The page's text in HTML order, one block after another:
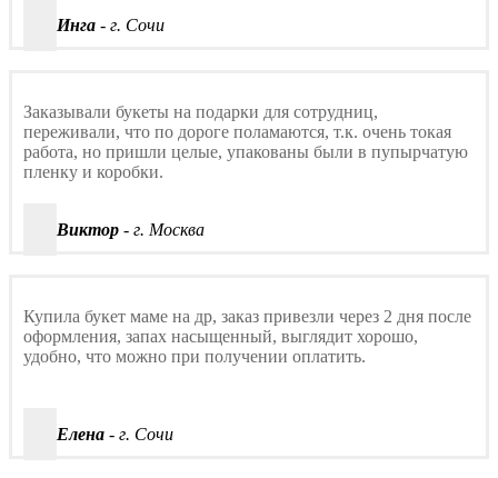
Инга - г. Сочи
Заказывали букеты на подарки для сотрудниц,
переживали, что по дороге поламаются, т.к. очень токая
работа, но пришли целые, упакованы были в пупырчатую
пленку и коробки.
Виктор - г. Москва
Купила букет маме на др, заказ привезли через 2 дня после
оформления, запах насыщенный, выглядит хорошо,
удобно, что можно при получении оплатить.
Елена - г. Сочи